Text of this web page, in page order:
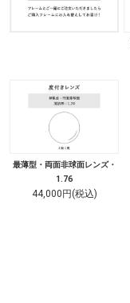
最薄型・両面非球面レンズ・
1.76
44,000円(税込)